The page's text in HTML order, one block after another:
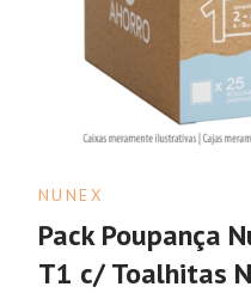
NUNEX
Pack Poupança
T1 c/ Toalhitas